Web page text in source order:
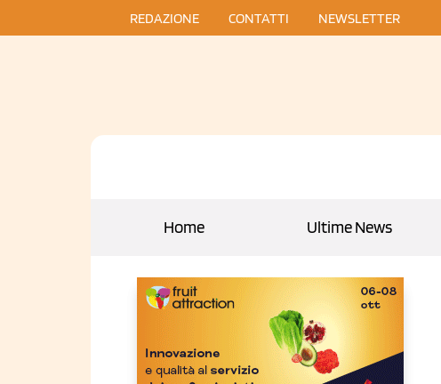
REDAZIONE CONTATTI NEWSLETTER
Home Ultime News